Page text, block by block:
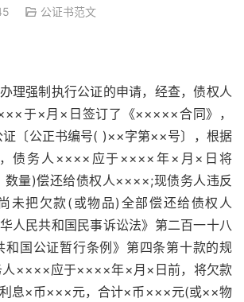
公证书范文
理强制执行公证的申请，经查，债权人
于×月×日签订了《×××××合同》，
〔公正书编号( )××字第××号〕，根据
债务人××××应于××××年×月×日将
量)偿还给债权人××××;现债务人违反
未把欠款(或物品)全部偿还给债权人
人民共和国民事诉讼法》第二百一十八
和国公证暂行条例》第四条第十款的规
人××××应于××××年×月×日前，将欠款
息×币×××元，合计×币×××元(或××物